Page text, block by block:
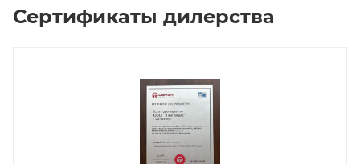
Сертификаты дилерства